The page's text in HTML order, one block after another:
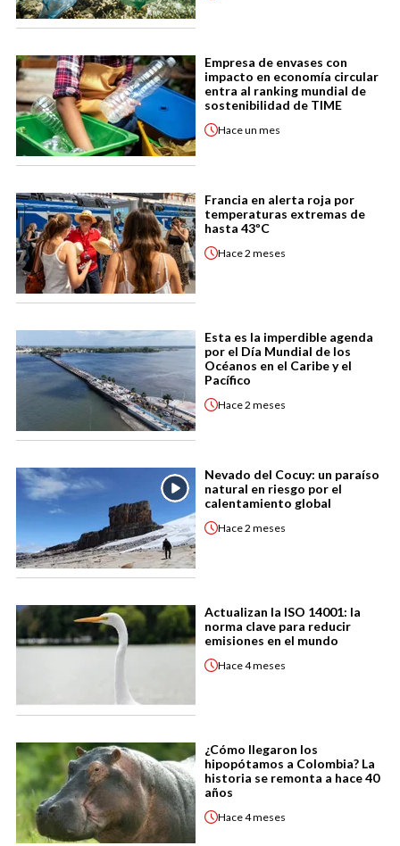
Empresa de envases con
impacto en economía circular
entra al ranking mundial de
sostenibilidad de TIME
Haceun mes
Francia en alerta roja por
temperaturas extremas de
hasta 43ºC
Hace2 meses
Esta es la imperdible agenda
por el Día Mundial de los
Océanos en el Caribe y el
Pacífico
Hace2 meses
Nevado del Cocuy: un paraíso
natural en riesgo por el
calentamiento global
Hace2 meses
Actualizan la ISO 14001: la
norma clave para reducir
emisiones en el mundo
Hace4 meses
¿Cómo llegaron los
hipopótamos a Colombia? La
historia se remonta a hace 40
años
Hace4 meses